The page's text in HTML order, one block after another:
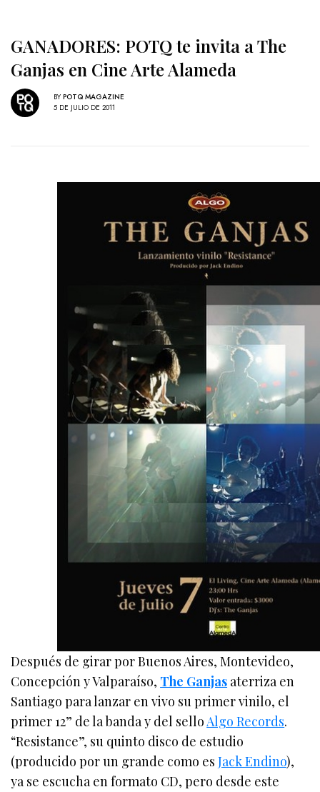
GANADORES: POTQ te invita a The
Ganjas en Cine Arte Alameda
BY POTQ MAGAZINE
5 DE JULIO DE 2011
Después de girar por Buenos Aires, Montevideo,
Concepción y Valparaíso, The Ganjas aterriza en
Santiago para lanzar en vivo su primer vinilo, el
primer 12” de la banda y del selloAlgo Records.
“Resistance”, su quinto disco de estudio
(producido por un grande como esJack Endino),
ya se escucha en formato CD, pero desde este